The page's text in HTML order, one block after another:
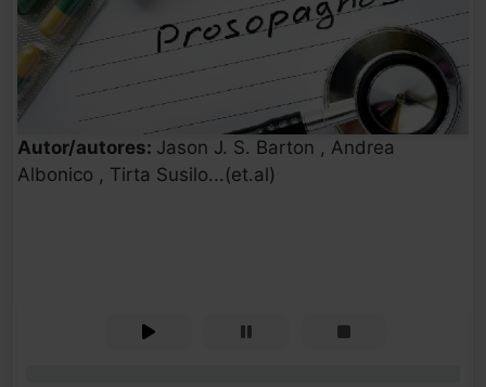
Autor/autores: Jason J. S. Barton , Andrea
Albonico , Tirta Susilo...(et.al)